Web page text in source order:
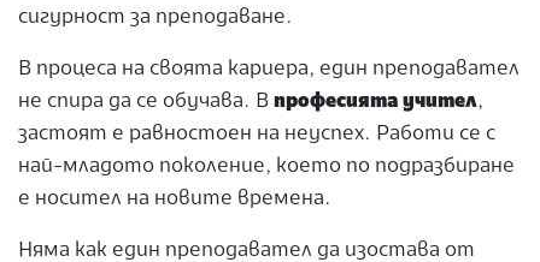
сигурност за преподаване.
В процеса на своята кариера, един преподавател
не спира да се обучава. В професията учител,
застоят е равностоен на неуспех. Работи се с
най-младото поколение, което по подразбиране
е носител на новите времена.
Няма как един преподавател да изостава от